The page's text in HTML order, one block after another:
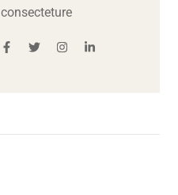
consecteture